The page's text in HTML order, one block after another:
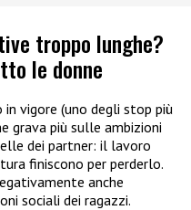
troppo lunghe?
le donne
vigore (uno degli stop più
grava più sulle ambizioni
dei partner: il lavoro
finiscono per perderlo.
anche
sociali dei ragazzi.